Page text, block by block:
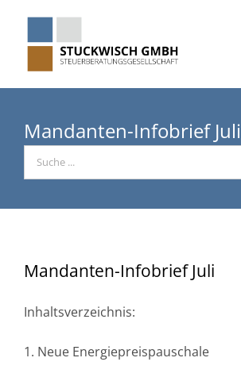
Mandanten-Infobrief Juli
Mandanten-Infobrief Juli
Inhaltsverzeichnis:
1. Neue Energiepreispauschale